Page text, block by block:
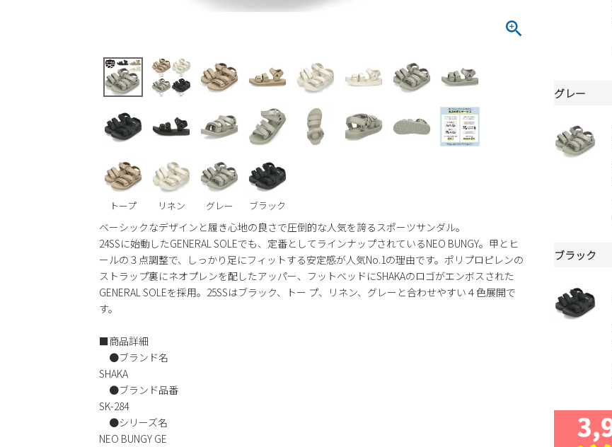
トープ リネン グレー ブラック
ベーシックなデザインと履き心地の良さで圧倒的な人気を誇るスポーツサンダル。
24SSに始動したGENERAL SOLEでも、定番としてラインナップされているNEO BUNGY。甲とヒ
ールの３点調整で、しっかり足にフィットする安定感が人気No.1の理由です。ポリプロピレンの
ストラップ裏にネオプレンを配したアッパー、フットベッドにSHAKAのロゴがエンボスされた
GENERAL SOLEを採用。25SSはブラック、トー プ、リネン、グレーと合わせやすい４色展開で
す。
■商品詳細
●ブランド名
SHAKA
●ブランド品番
SK-284
●シリーズ名
NEO BUNGY GE
グレー
ブラック